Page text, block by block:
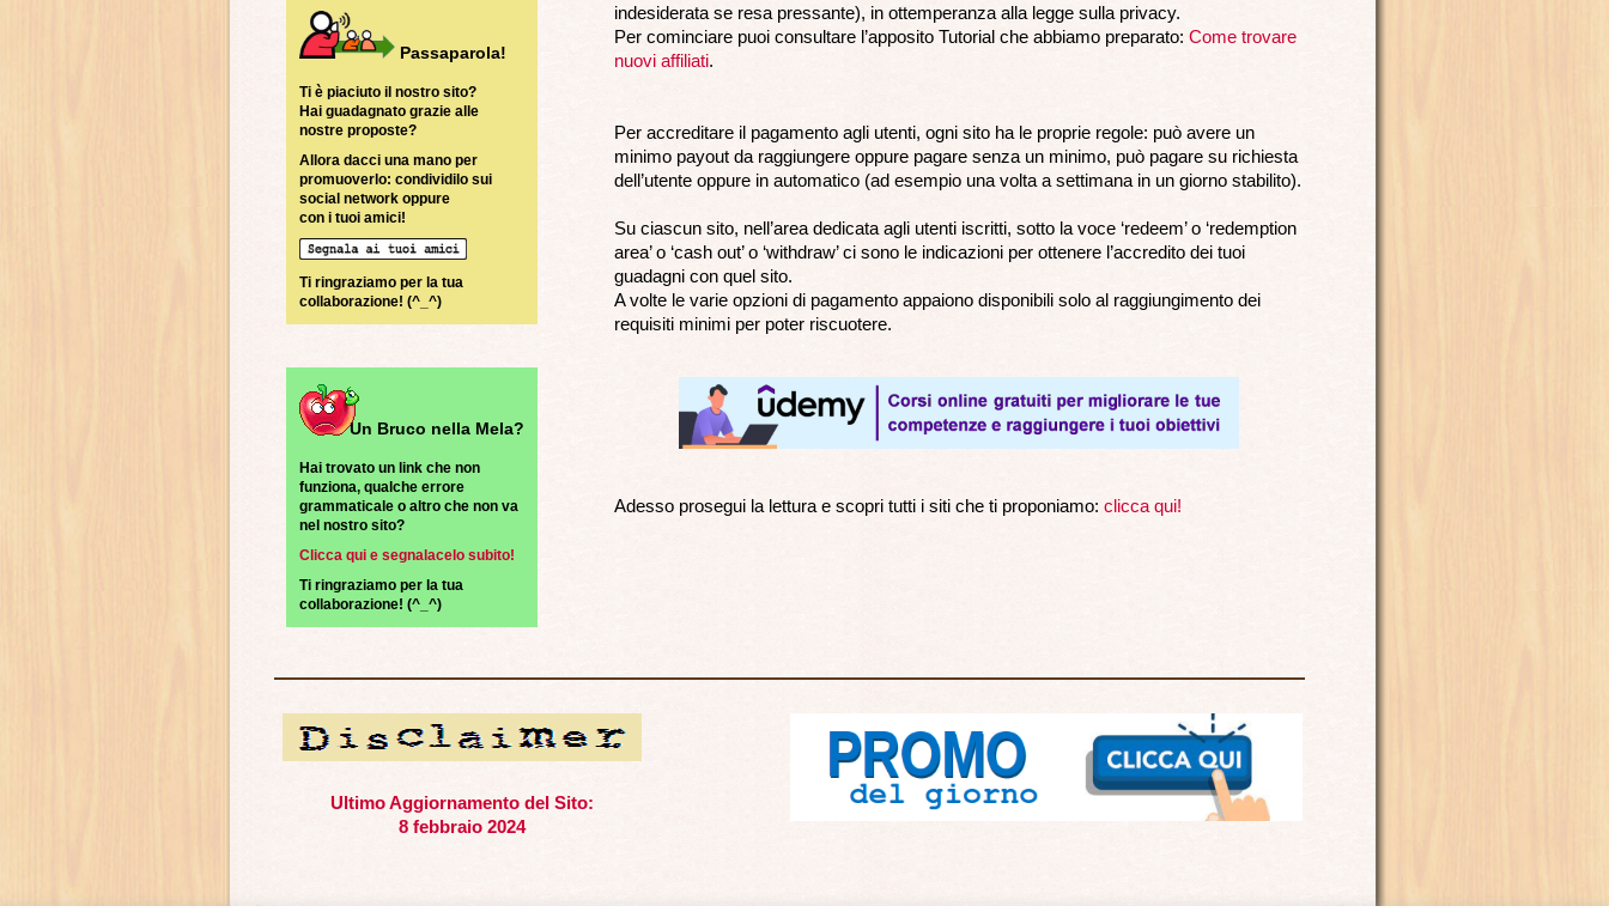
Passaparola!
Ti è piaciuto il nostro sito?
Hai guadagnato grazie alle
nostre proposte?
Allora dacci una mano per
promuoverlo: condividilo sui
social network oppure
con i tuoi amici!
Ti ringraziamo per la tua
collaborazione! (^_^)
Un Bruco nella Mela?
Hai trovato un link che non
funziona, qualche errore
grammaticale o altro che non va
nel nostro sito?
Clicca qui e segnalacelo subito!
Ti ringraziamo per la tua
collaborazione! (^_^)
indesiderata se resa pressante), in ottemperanza alla legge sulla privacy.
Per cominciare puoi consultare l’apposito Tutorial che abbiamo preparato: Come trovare
nuovi affiliati.
Per accreditare il pagamento agli utenti, ogni sito ha le proprie regole: può avere un
minimo payout da raggiungere oppure pagare senza un minimo, può pagare su richiesta
dell’utente oppure in automatico (ad esempio una volta a settimana in un giorno stabilito).
Su ciascun sito, nell’area dedicata agli utenti iscritti, sotto la voce ‘redeem’ o ‘redemption
area’ o ‘cash out’ o ‘withdraw’ ci sono le indicazioni per ottenere l’accredito dei tuoi
guadagni con quel sito.
A volte le varie opzioni di pagamento appaiono disponibili solo al raggiungimento dei
requisiti minimi per poter riscuotere.
Adesso prosegui la lettura e scopri tutti i siti che ti proponiamo: clicca qui!
Ultimo Aggiornamento del Sito:
8 febbraio 2024